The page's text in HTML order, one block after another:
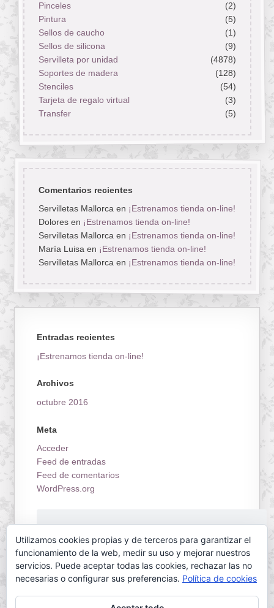
Pinceles
(2)
Pintura
(5)
Sellos de caucho
(1)
Sellos de silicona
(9)
Servilleta por unidad
(4878)
Soportes de madera
(128)
Stenciles
(54)
Tarjeta de regalo virtual
(3)
Transfer
(5)
Comentarios recientes
Servilletas Mallorcaen ¡Estrenamos tienda on-line!
Doloresen ¡Estrenamos tienda on-line!
Servilletas Mallorcaen ¡Estrenamos tienda on-line!
María Luisaen ¡Estrenamos tienda on-line!
Servilletas Mallorcaen ¡Estrenamos tienda on-line!
Entradas recientes
¡Estrenamos tienda on-line!
Archivos
octubre 2016
Meta
Acceder
Feed de entradas
Feed de comentarios
WordPress.org
Utilizamos cookies propias y de terceros para garantizar el
funcionamiento de la web, medir su uso y mejorar nuestros
servicios. Puede aceptar todas las cookies, rechazar las no
necesarias o configurar sus preferencias. Política de cookies